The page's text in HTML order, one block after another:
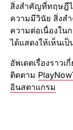
สิ่งสำคัญที่ทฤษฎี
ความมีวินัย สิ่งส
ความต่อเนื่องใน
ได้แสดงให้เห็นเ
อัพเดตเรื่องราวเ
ติดตาม
อินสตาแกรม